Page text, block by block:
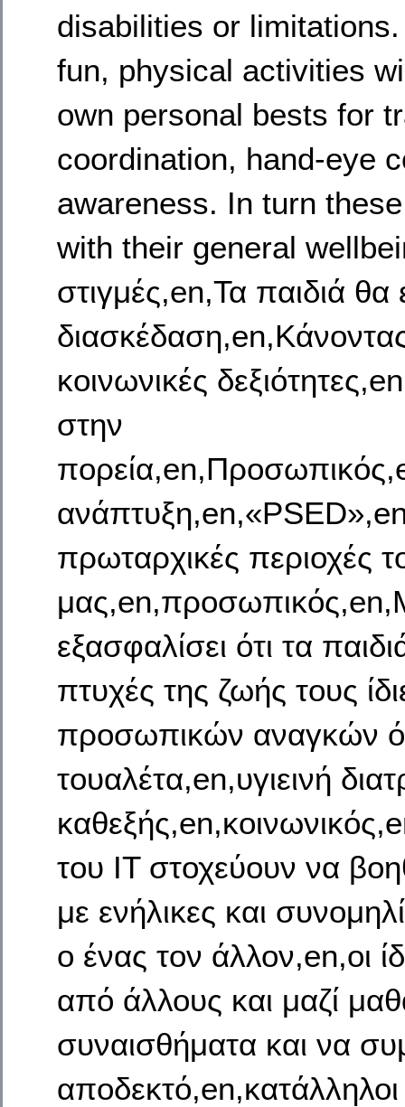
disabilities or
fun, physical activities
own personal bests for
coordination, hand-eye
awareness. In turn
with their general
στιγμές,en,Τα παιδιά θα
κοινωνικές
στην
πρωταρχικές περιοχές
εξασφαλίσει ότι τα
πτυχές της ζωής τους
προσωπικών αναγκών
τουαλέτα,en,υγιεινή
του IT στοχεύουν να
με ενήλικες και
ο ένας τον άλλον,en,οι
από άλλους και μαζί
συναισθήματα και να